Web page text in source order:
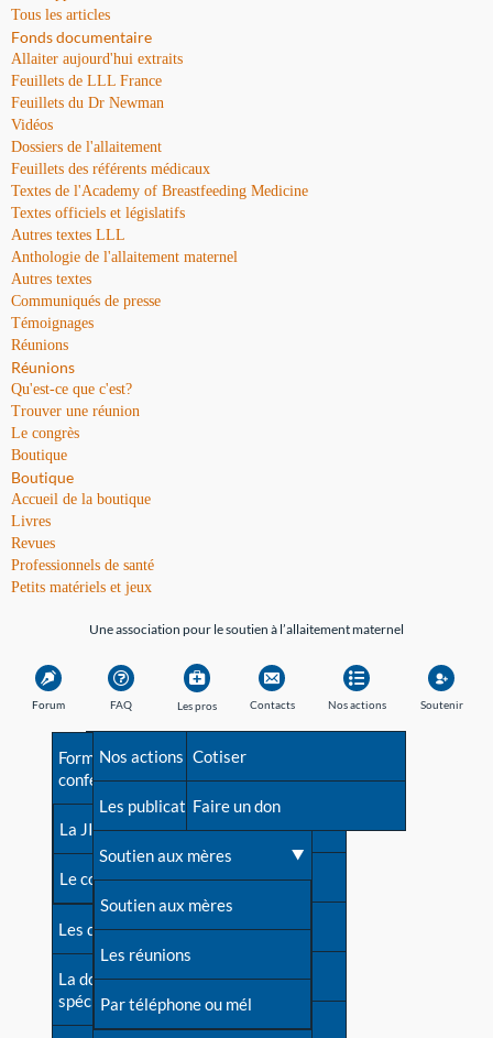
Tous les articles
Fonds documentaire
Allaiter aujourd'hui extraits
Feuillets de LLL France
Feuillets du Dr Newman
Vidéos
Dossiers de l'allaitement
Feuillets des référents médicaux
Textes de l'Academy of Breastfeeding Medicine
Textes officiels et législatifs
Autres textes LLL
Anthologie de l'allaitement maternel
Autres textes
Communiqués de presse
Témoignages
Réunions
Réunions
Qu'est-ce que c'est?
Trouver une réunion
Le congrès
Boutique
Boutique
Accueil de la boutique
Livres
Revues
Professionnels de santé
Petits matériels et jeux
Une association pour le soutien à l’allaitement maternel
Forum FAQ
Avant la naissance
Les débuts
Une difficulté d'allaitement ?
Cas particuliers
Mythes et vérités
Devenir animatrice ?
Les pros
Formations et
conférences
La JIA
Le congrès
Les dossiers de l'allaitement
La documentation
spécialisée
Contacts
Besoin d'aide?
Répertoire de tous les
contacts
Contact presse
Dossier de presse
Soutenir LLL
Livre d'or
Nos actions
Nos actions
Les publications
Soutien aux mères
Soutien aux mères
Les réunions
Par téléphone ou mél
Soutenir
Cotiser
Faire un don